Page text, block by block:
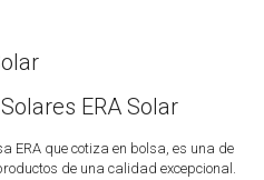
ERA Solar
ERA que cotiza en bolsa, es una de
de una calidad excepcional.